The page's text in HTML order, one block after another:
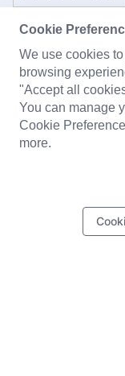
バッテリーパック
LEDライトおよび
ベビーモニター
金属スタンピング部
設計・研究開発
Cookie
We use cookies
browsing
"Accept all
You can manage
Cookie
more.